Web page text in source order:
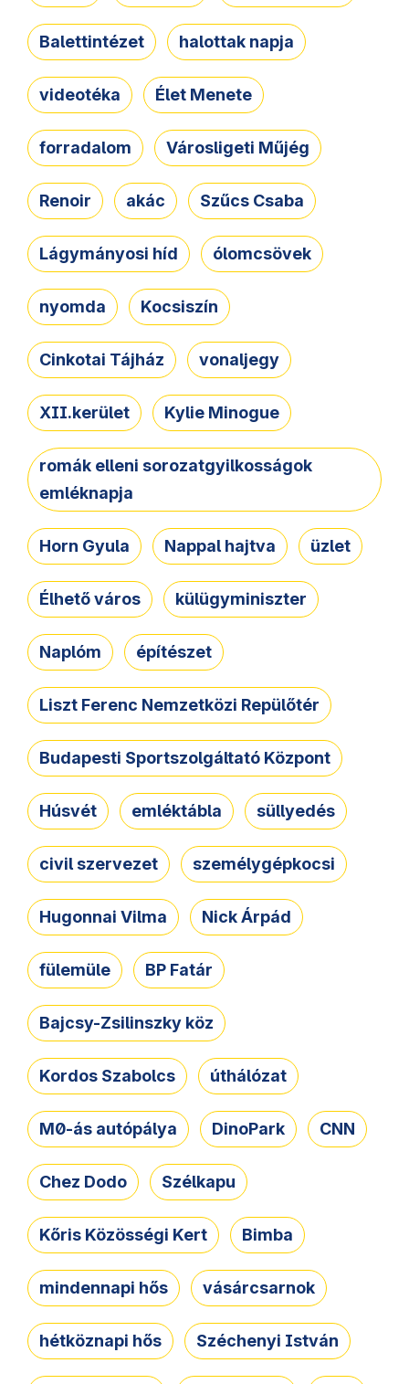
Balettintézet halottak napja
videotéka Élet Menete
forradalom Városligeti Műjég
Renoir akác Szűcs Csaba
Lágymányosi híd ólomcsövek
nyomda Kocsiszín
Cinkotai Tájház vonaljegy
XII.kerület Kylie Minogue
romák elleni sorozatgyilkosságok
emléknapja
Horn Gyula Nappal hajtva üzlet
Élhető város külügyminiszter
Naplóm építészet
Liszt Ferenc Nemzetközi Repülőtér
Budapesti Sportszolgáltató Központ
Húsvét emléktábla süllyedés
civil szervezet személygépkocsi
Hugonnai Vilma Nick Árpád
fülemüle BP Fatár
Bajcsy-Zsilinszky köz
Kordos Szabolcs úthálózat
M0-ás autópálya DinoPark CNN
Chez Dodo Szélkapu
Kőris Közösségi Kert Bimba
mindennapi hős vásárcsarnok
hétköznapi hős Széchenyi István